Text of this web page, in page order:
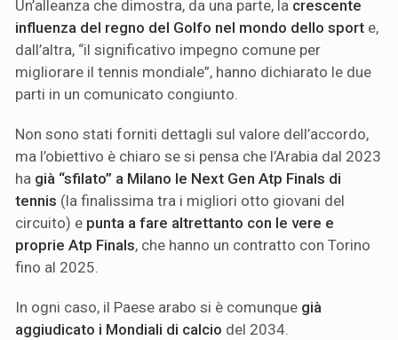
Un’alleanza che dimostra, da una parte, la crescente
influenza del regno del Golfo nel mondo dello sport e,
dall’altra, “il significativo impegno comune per
migliorare il tennis mondiale”, hanno dichiarato le due
parti in un comunicato congiunto.
Non sono stati forniti dettagli sul valore dell’accordo,
ma l’obiettivo è chiaro se si pensa che l’Arabia dal 2023
ha già “sfilato” a Milano le Next Gen Atp Finals di
tennis (la finalissima tra i migliori otto giovani del
circuito) e punta a fare altrettanto con le vere e
proprie Atp Finals, che hanno un contratto con Torino
fino al 2025.
In ogni caso, il Paese arabo si è comunque già
aggiudicato i Mondiali di calcio del 2034.